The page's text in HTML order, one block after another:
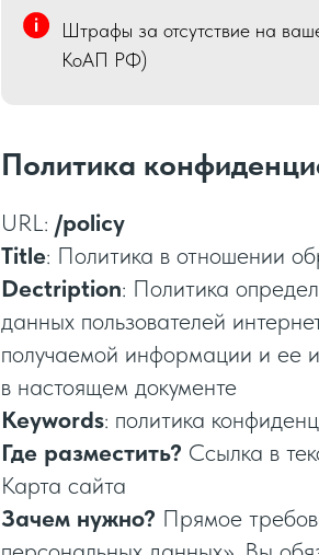
Штрафы за отсутствие на
КоАП РФ)
Политика
URL: /policy
Title: Политика в отношении
Dectription: Политика
данных пользователей
получаемой информации и ее
в настоящем документе
Keywords: политика
Где разместить? Ссылка в
Карта сайта
Зачем нужно? Прямое